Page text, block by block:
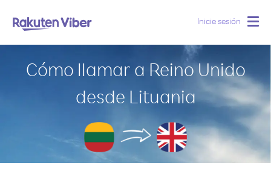
Inicie sesión
Cómo llamar a Reino Unido
desde Lituania